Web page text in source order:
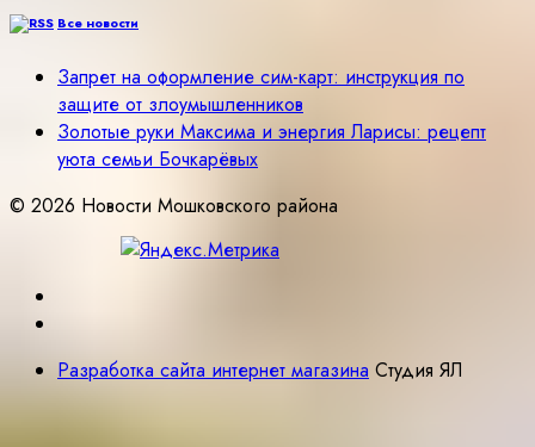
Все новости
Запрет на оформление сим-карт: инструкция по
защите от злоумышленников
Золотые руки Максима и энергия Ларисы: рецепт
уюта семьи Бочкарёвых
© 2026 Новости Мошковского района
Разработка сайта интернет магазина Студия ЯЛ